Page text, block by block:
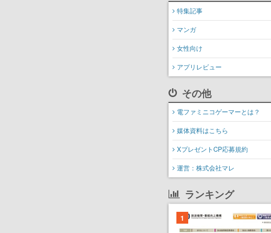
特集記事
マンガ
女性向け
アプリレビュー
その他
電ファミニコゲーマーとは？
媒体資料はこちら
XプレゼントCP応募規約
運営：株式会社マレ
ランキング
1